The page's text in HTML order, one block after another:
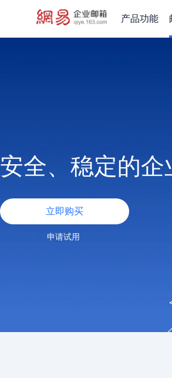
产品功能
安全、稳定的
立即购买
申请试用